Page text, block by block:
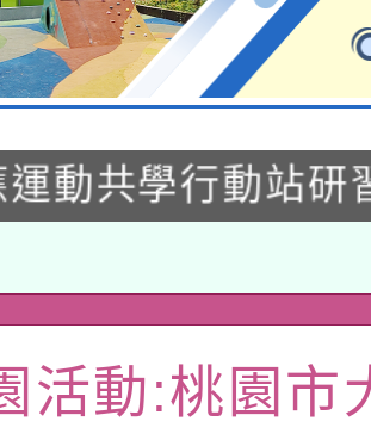
115學年度第2次
選結果公告(無人
運動共學行動站研
辦理115年度閱讀
讀推動專業研習
賦能─人工智慧
程
位內容與教學軟體
活動:桃園市